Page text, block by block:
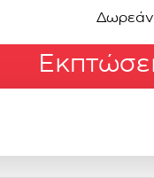
Δωρεάν